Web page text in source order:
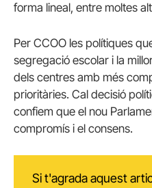
forma lineal, entre moltes
Per CCOO les polítiques
segregació escolar i la
dels centres amb més
prioritàries. Cal decisió
confiem que el nou
compromís i el consens.
Si t'agrada aquest